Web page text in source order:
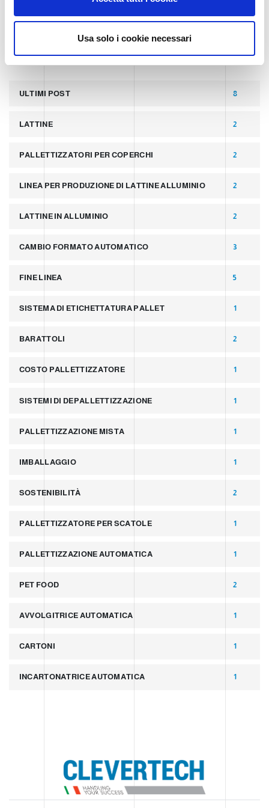
o
Usa solo i cookie necessari
ULTIMI POST 8
LATTINE 2
PALLETTIZZATORI PER COPERCHI 2
LINEA PER PRODUZIONE DI LATTINE ALLUMINIO 2
LATTINE IN ALLUMINIO 2
CAMBIO FORMATO AUTOMATICO 3
FINE LINEA 5
SISTEMA DI ETICHETTATURA PALLET 1
BARATTOLI 2
COSTO PALLETTIZZATORE 1
SISTEMI DI DEPALLETTIZZAZIONE 1
PALLETTIZZAZIONE MISTA 1
IMBALLAGGIO 1
SOSTENIBILITÀ 2
PALLETTIZZATORE PER SCATOLE 1
PALLETTIZZAZIONE AUTOMATICA 1
PET FOOD 2
AVVOLGITRICE AUTOMATICA 1
CARTONI 1
INCARTONATRICE AUTOMATICA 1